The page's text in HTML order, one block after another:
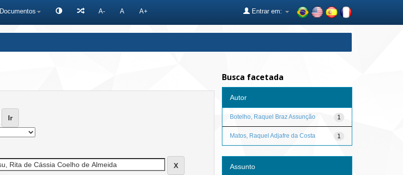
Documentos A- A A+ Entrar em:
Busca facetada
Autor
1
Botelho, Raquel Braz Assunção
1
Matos, Raquel Adjafre da Costa
Assunto